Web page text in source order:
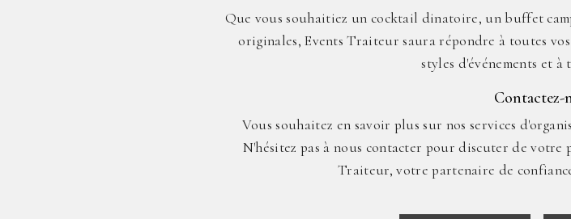
Que vous souhaitiez un cocktail dinatoire, un buffet
originales, Events Traiteur saura répondre à toutes
styles d'événements et à
Contactez-
Vous souhaitez en savoir plus sur nos services
N'hésitez pas à nous contacter pour discuter de
Traiteur, votre partenaire de